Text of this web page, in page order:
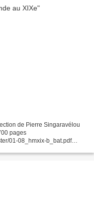
de Pierre Singaravélou
pages
01-08_hmxix-b_bat.pdf